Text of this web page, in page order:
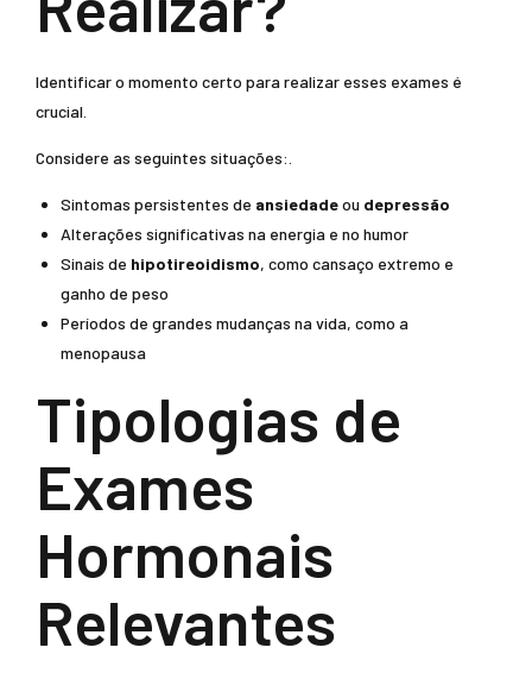
Identificar o momento certo para realizar esses exames é
crucial.
Considere as seguintes situações:.
Sintomas persistentes de ansiedadeou depressão
Alterações significativas na energia e no humor
Sinais de hipotireoidismo, como cansaço extremo e
ganho de peso
Períodos de grandes mudanças na vida, como a
menopausa
Tipologias de
Exames
Hormonais
Relevantes